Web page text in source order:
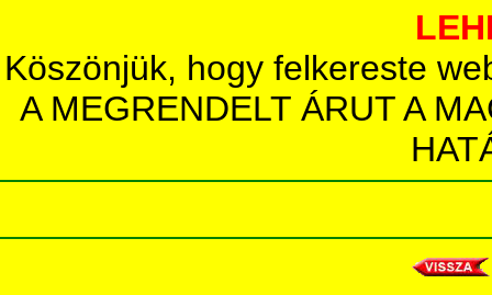
Köszönjük, hogy felkereste
A MEGRENDELT ÁRUT A